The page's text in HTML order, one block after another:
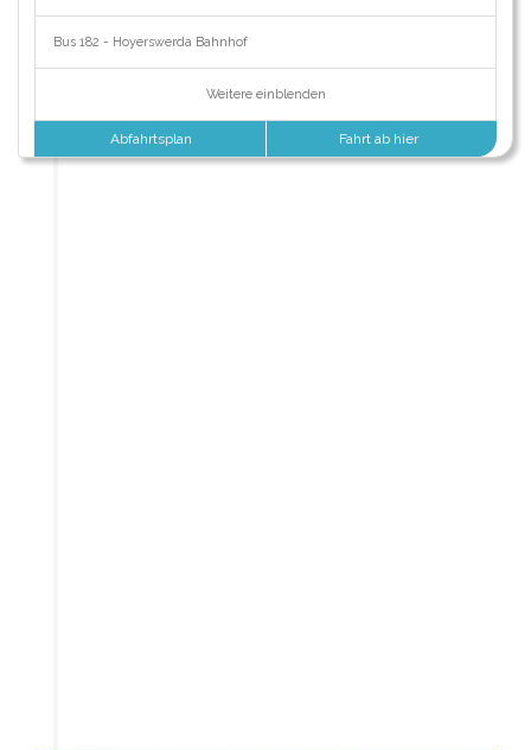
Bus 182 - Hoyerswerda Bahnhof
Weitere einblenden
Abfahrtsplan Fahrt ab hier